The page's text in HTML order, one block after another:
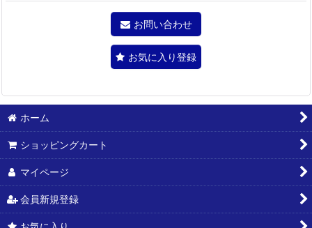
お問い合わせ
お気に入り登録
ホーム
ショッピングカート
マイページ
会員新規登録